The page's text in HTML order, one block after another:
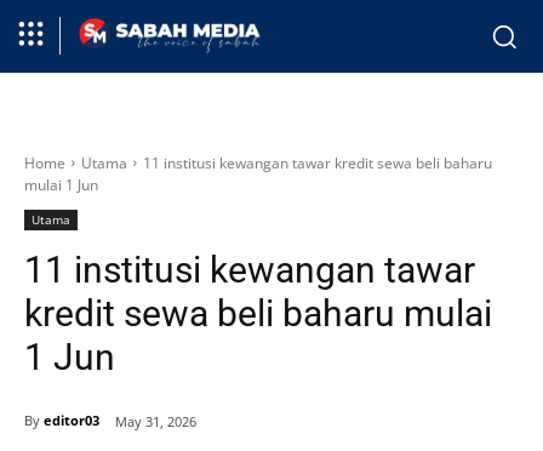
Home Utama
11 institusi kewangan tawar kredit sewa beli baharu
mulai 1 Jun
Utama
11 institusi kewangan tawar
kredit sewa beli baharu mulai
1 Jun
By editor03 May 31, 2026